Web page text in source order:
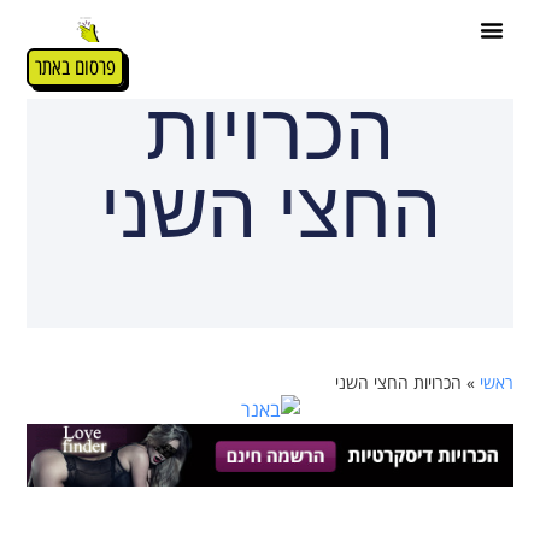
פרסום באתר
הכרויות
החצי השני
ראשי » הכרויות החצי השני